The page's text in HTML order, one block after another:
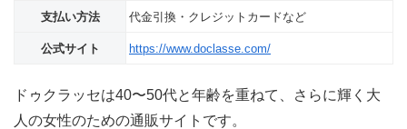
支払い方法 代金引換・クレジットカードなど
公式サイト https://www.doclasse.com/
ドゥクラッセは40〜50代と年齢を重ねて、さらに輝く大
人の女性のための通販サイトです。